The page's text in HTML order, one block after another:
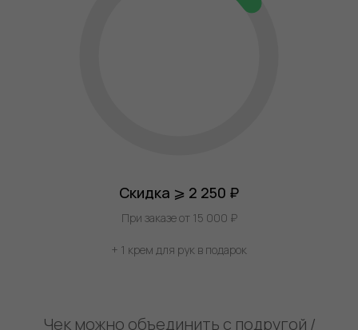
Скидка ⩾ 2 250 ₽
При заказе от 15 000 ₽
+ 1 крем для рук в подарок
Чек можно объединить с подругой /